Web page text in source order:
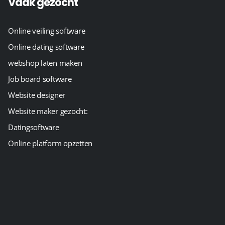
Online veiling software
Online dating software
webshop laten maken
Job board software
Website designer
Website maker gezocht:
Datingsoftware
Online platform opzetten